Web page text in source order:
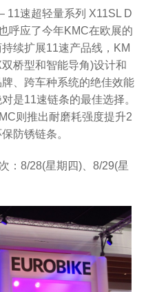
11速超轻量系列 X11SL D
呼应了今年KMC在欧展的
续扩展11速产品线，KM
桥型和智能导角)设计和
、跨车种系统的绝佳效能
是11速链条的最佳选择。
则推出耐磨耗强度提升2
防锈链条。
：8/28(星期四)、8/29(星